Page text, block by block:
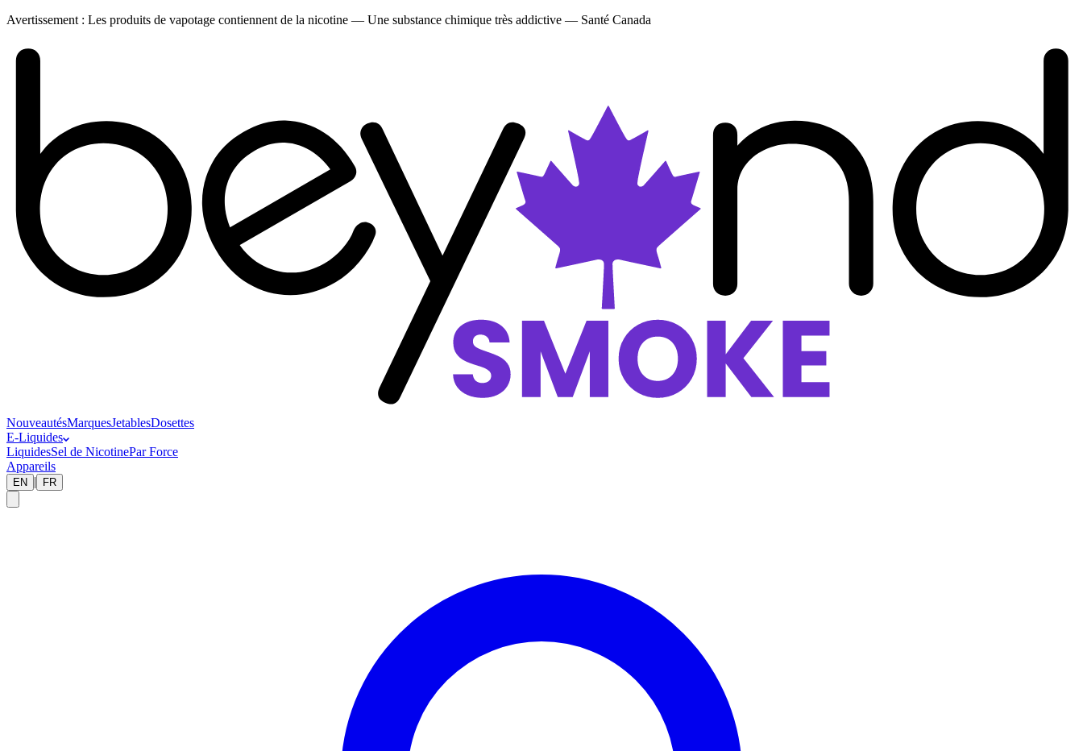
Avertissement : Les produits de vapotage contiennent de la nicotine — Une substance chimique très addictive — Santé Canada
NouveautésMarquesJetablesDosettes
E-Liquides
LiquidesSel de NicotinePar Force
Appareils
EN | FR